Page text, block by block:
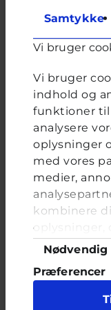
Samtykke
Vi bruger
Vi bruger
indhold og
funktioner til
analysere
oplysninger
med vores
medier,
kombinere
oplysninger,
de har
tjenester.
hvis du
hjemmeside.
Samtykkevalg
Nødvendig
Præferencer
Afstemning
Har du oplevet
kommentarer på
Valgmuligheder
Ja, det har jeg
Ja, en enkelt
Nej aldrig
Sex
Brevkassespørgsmål